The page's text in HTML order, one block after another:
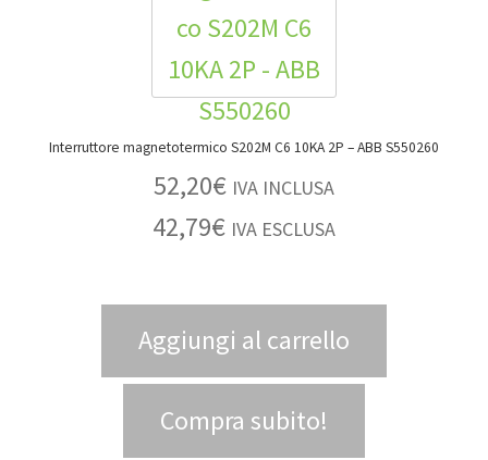
Interruttore magnetotermico S202M C6 10KA 2P – ABB S550260
52,20€ IVA INCLUSA
42,79€ IVA ESCLUSA
Aggiungi al carrello
Compra subito!